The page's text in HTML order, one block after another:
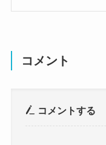
コメント
コメントする